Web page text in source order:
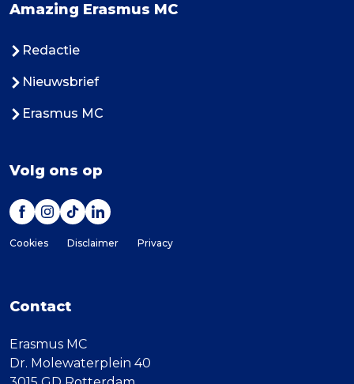
Amazing Erasmus MC
Redactie
Nieuwsbrief
Erasmus MC
Volg ons op
Cookies Disclaimer Privacy
Contact
Erasmus MC
Dr. Molewaterplein 40